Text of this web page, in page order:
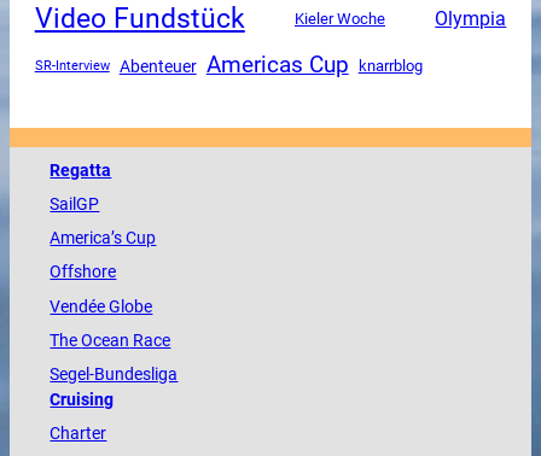
Video Fundstück Kieler Woche Olympia
SR-Interview Abenteuer Americas Cup knarrblog
Regatta
SailGP
America’s Cup
Offshore
VendéeGlobe
TheOcean Race
Segel-Bundesliga
Cruising
Charter